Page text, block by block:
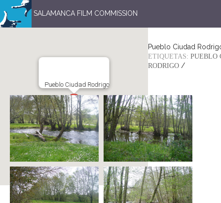
SALAMANCA FILM COMMISSION
Pueblo Ciudad Rodrigo
Pueblo Ciudad
ETIQUETAS: PUEBLO
RODRIGO /